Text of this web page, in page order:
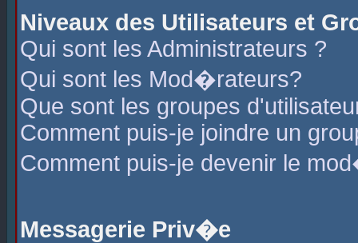
Niveaux des Utilisateurs et
Qui sont les Administrateurs ?
Qui sont les Mod�rateurs?
Que sont les groupes
Comment puis-je joindre un
Comment puis-je devenir le
Messagerie Priv�e